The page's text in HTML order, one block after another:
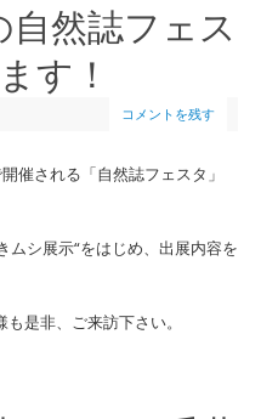
自然誌フェス
す！
コメントを残す
催される「自然誌フェスタ」
ムシ展示“をはじめ、出展内容を
是非、ご来訪下さい。